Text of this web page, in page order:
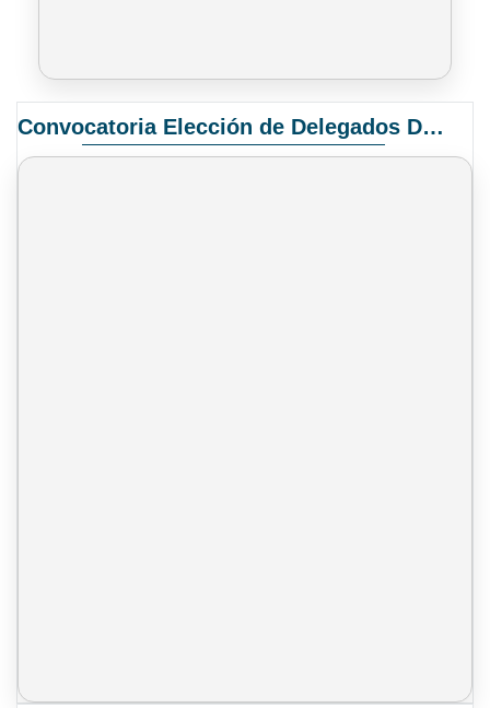
Convocatoria Elección de Delegados Docentes para el XIV Congreso Nacional de Universidades